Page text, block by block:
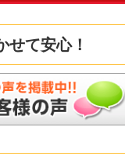
せて安心！